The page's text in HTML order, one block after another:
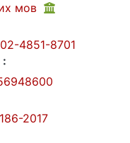
мов
4851-8701
:
2017